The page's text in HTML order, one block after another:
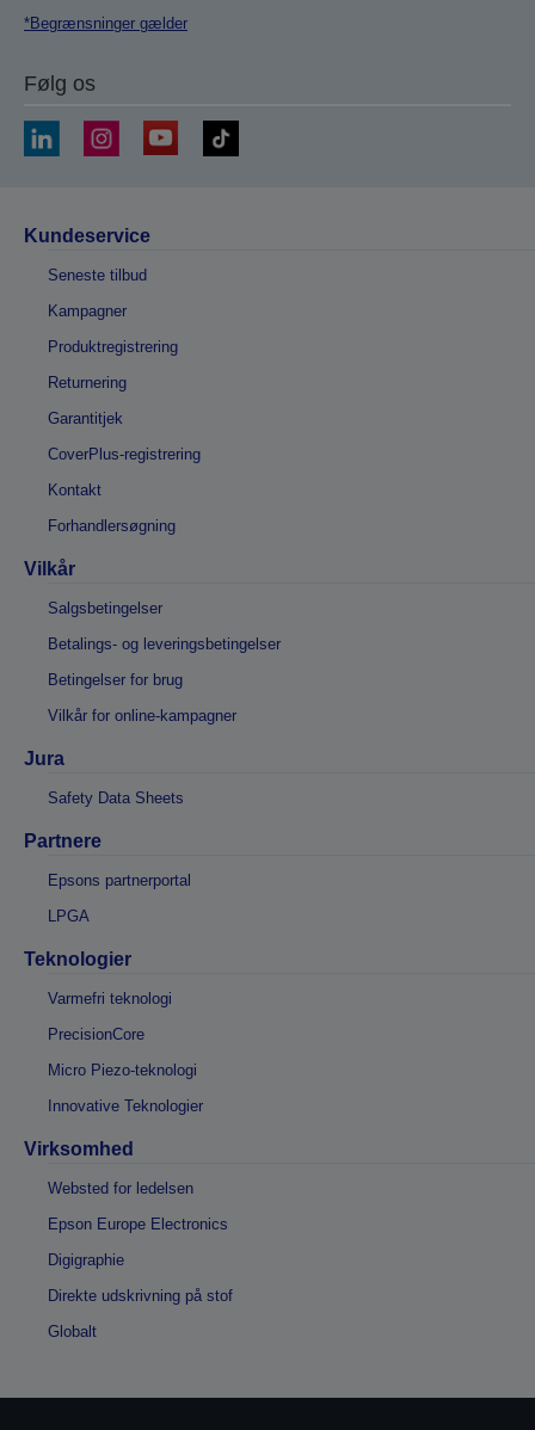
*Begrænsninger gælder
Følg os
Kundeservice
Seneste tilbud
Kampagner
Produktregistrering
Returnering
Garantitjek
CoverPlus-registrering
Kontakt
Forhandlersøgning
Vilkår
Salgsbetingelser
Betalings- og leveringsbetingelser
Betingelser for brug
Vilkår for online-kampagner
Jura
Safety Data Sheets
Partnere
Epsons partnerportal
LPGA
Teknologier
Varmefri teknologi
PrecisionCore
Micro Piezo-teknologi
Innovative Teknologier
Virksomhed
Websted for ledelsen
Epson Europe Electronics
Digigraphie
Direkte udskrivning på stof
Globalt